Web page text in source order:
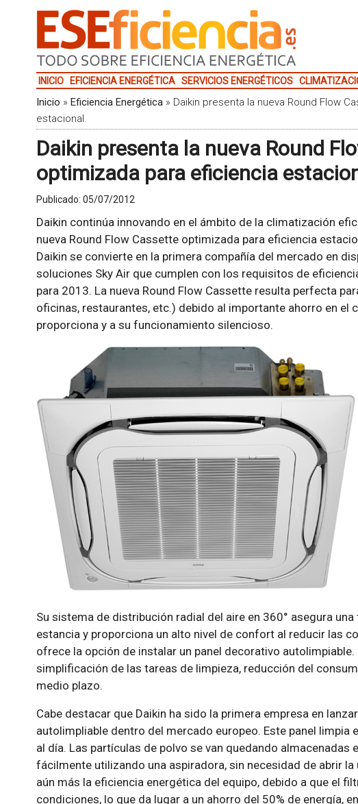
INICIO EFICIENCIA ENERGÉTICA SERVICIOS ENERGÉTICOS
Inicio » Eficiencia Energética» Daikin presenta la nueva Round Flow
estacional.
Daikin presenta la nueva Round
optimizada para eficiencia
Publicado: 05/07/2012
Daikin continúa innovando en el ámbito de la climatización
nueva Round Flow Cassette optimizada para eficiencia
Daikin se convierte en la primera compañía del mercado en
soluciones Sky Air que cumplen con los requisitos de
para 2013. La nueva Round Flow Cassette resulta perfecta
oficinas, restaurantes, etc.) debido al importante ahorro en el
proporciona y a su funcionamiento silencioso.
Su sistema de distribución radial del aire en 360° asegura
estancia y proporciona un alto nivel de confort al reducir las
ofrece la opción de instalar un panel decorativo
simplificación de las tareas de limpieza, reducción del
medio plazo.
Cabe destacar que Daikin ha sido la primera empresa en
autolimpliable dentro del mercado europeo. Este panel limpia
al día. Las partículas de polvo se van quedando almacenadas
fácilmente utilizando una aspiradora, sin necesidad de abrir
aún más la eficiencia energética del equipo, debido a que el
condiciones, lo que da lugar a un ahorro del 50% de energía,